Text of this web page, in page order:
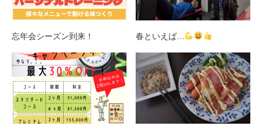
忘年会シーズン到来！ 春といえば…